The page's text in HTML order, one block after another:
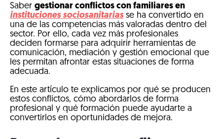
Saber gestionar conflictos con familiares en
instituciones sociosanitariasse ha convertido en
una de las competencias más valoradas dentro del
sector. Por ello, cada vez más profesionales
deciden formarse para adquirir herramientas de
comunicación, mediación y gestión emocional que
les permitan afrontar estas situaciones de forma
adecuada.
En este artículo te explicamos por qué se producen
estos conflictos, cómo abordarlos de forma
profesional y qué formación puede ayudarte a
convertirlos en oportunidades de mejora.